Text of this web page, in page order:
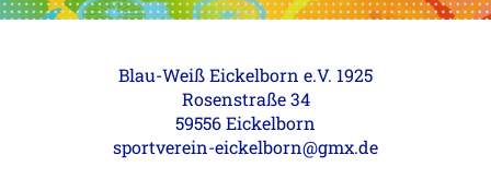
Blau-Weiß Eickelborn e.V. 1925
Rosenstraße 34
59556 Eickelborn
sportverein-eickelborn@gmx.de